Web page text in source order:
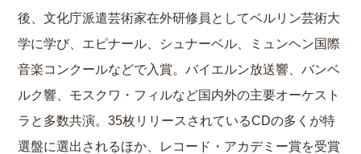
後、文化庁派遣芸術家在外研修員としてベルリン芸術大
学に学び、エピナール、シュナーベル、ミュンヘン国際
音楽コンクールなどで入賞。バイエルン放送響、バンベ
ルク響、モスクワ・フィルなど国内外の主要オーケスト
ラと多数共演。35枚リリースされているCDの多くが特
選盤に選出されるほか、レコード・アカデミー賞を受賞